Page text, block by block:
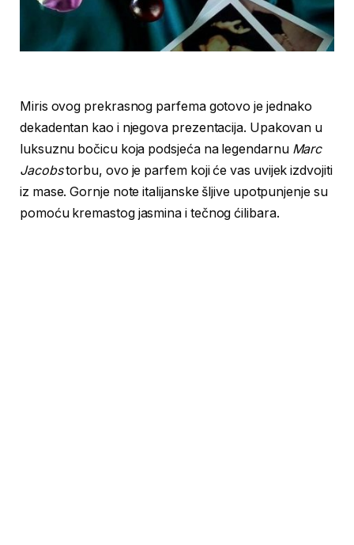
Miris ovog prekrasnog parfema gotovo je jednako
dekadentan kao i njegova prezentacija. Upakovan u
luksuznu bočicu koja podsjeća na legendarnu Marc
Jacobstorbu, ovo je parfem koji će vas uvijek izdvojiti
iz mase. Gornje note italijanske šljive upotpunjenje su
pomoću kremastog jasmina i tečnog ćilibara.